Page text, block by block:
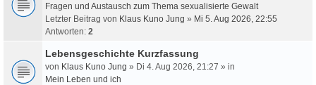
Fragen und Austausch zum Thema sexualisierte Gewalt
Letzter Beitrag von Klaus Kuno Jung » Mi 5. Aug 2026, 22:55
Antworten: 2
Lebensgeschichte Kurzfassung
von Klaus Kuno Jung » Di 4. Aug 2026, 21:27 » in
Mein Leben und ich